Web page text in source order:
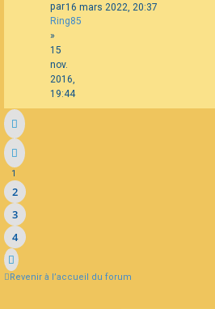
par
Ring85
»
15
nov.
2016,
19:44
16 mars 2022, 20:37
1
2
3
4
Revenir à l’accueil du forum